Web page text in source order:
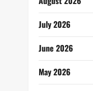
July 2026
June 2026
May 2026